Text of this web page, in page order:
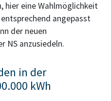
hier eine Wahlmöglichkeit
angepasst
der neuen
NS anzusiedeln.
in der
kWh